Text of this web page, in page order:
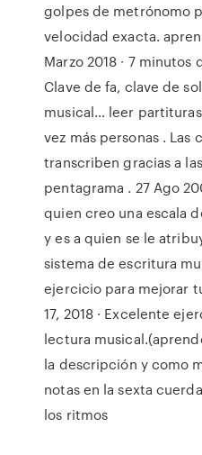
golpes de metrónomo
velocidad exacta.
Marzo 2018 ∙ 7
Clave de fa, clave de
musical… leer
vez más personas . Las
transcriben gracias a
pentagrama . 27 Ago
quien creo una escala
y es a quien se le
sistema de escritura
ejercicio para mejorar
17, 2018 · Excelente
lectura
la descripción y como
notas en la sexta
los ritmos